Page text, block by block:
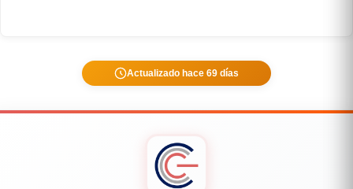
Actualizado hace 69 días